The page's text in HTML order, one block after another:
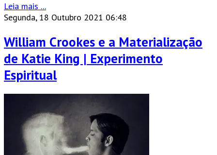
Leia mais ...
Segunda, 18 Outubro 2021 06:48
William Crookes e a Materialização
de Katie King | Experimento
Espiritual